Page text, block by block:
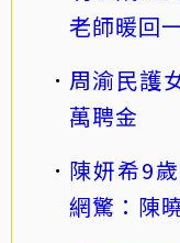
老師暖回
周渝民護
萬聘金
陳妍希9
網驚：陳